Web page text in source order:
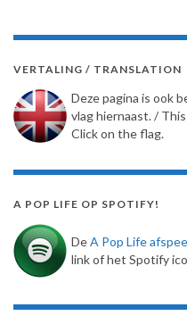
VERTALING / TRANSLATION
Deze pagina is ook
vlag hiernaast. /
Click on the flag.
A POP LIFE OP SPOTIFY!
DeA Pop Life
link of het Spotify